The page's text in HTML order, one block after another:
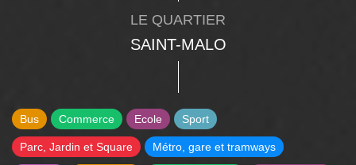
LE QUARTIER
SAINT-MALO
Bus Commerce Ecole Sport
Parc, Jardin et Square Métro, gare et tramways